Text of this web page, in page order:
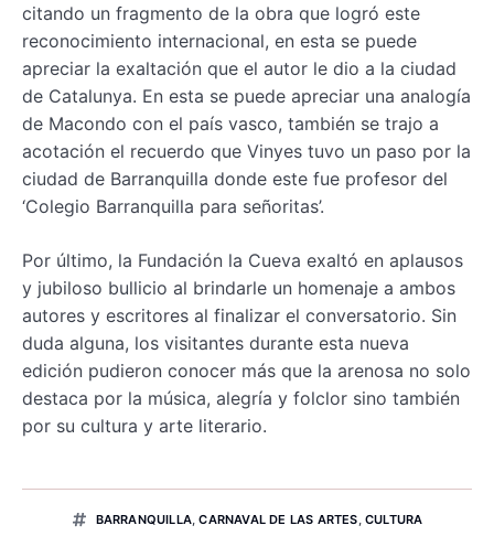
citando un fragmento de la obra que logró este
reconocimiento internacional, en esta se puede
apreciar la exaltación que el autor le dio a la ciudad
de Catalunya. En esta se puede apreciar una analogía
de Macondo con el país vasco, también se trajo a
acotación el recuerdo que Vinyes tuvo un paso por la
ciudad de Barranquilla donde este fue profesor del
‘Colegio Barranquilla para señoritas’.
Por último, la Fundación la Cueva exaltó en aplausos
y jubiloso bullicio al brindarle un homenaje a ambos
autores y escritores al finalizar el conversatorio. Sin
duda alguna, los visitantes durante esta nueva
edición pudieron conocer más que la arenosa no solo
destaca por la música, alegría y folclor sino también
por su cultura y arte literario.
BARRANQUILLA,CARNAVAL DE LAS ARTES, CULTURA